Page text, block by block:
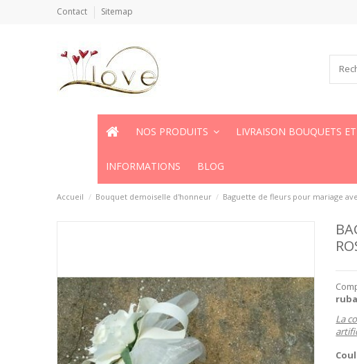
Contact Sitemap
NOS PRODUITS LIVRAISON BOUQUETS
INFORMATIONS BLOG
Accueil Bouquet demoiselle d'honneur Baguette de fleurs pour mariage
La